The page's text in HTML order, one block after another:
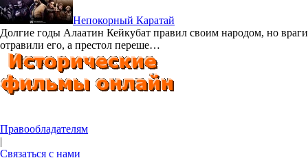
Непокорный Каратай
Долгие годы Алаатин Кейкубат правил своим народом, но враги
отравили его, а престол переше…
Правообладателям
|
Связаться с нами